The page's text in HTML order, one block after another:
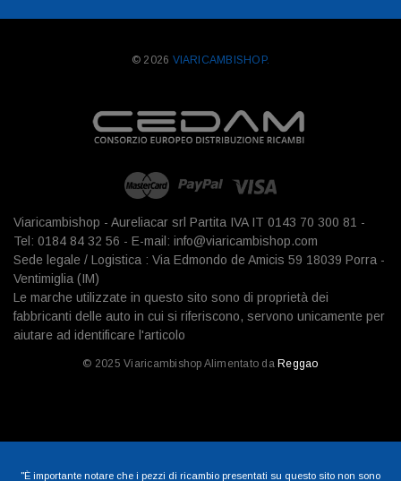
© 2026 VIARICAMBISHOP.
Viaricambishop - Aureliacar srl Partita IVA IT 0143 70 300 81 -
Tel: 0184 84 32 56 - E-mail: info@viaricambishop.com
Sede legale / Logistica : Via Edmondo de Amicis 59 18039 Porra -
Ventimiglia (IM)
Le marche utilizzate in questo sito sono di proprietà dei
fabbricanti delle auto in cui si riferiscono, servono unicamente per
aiutare ad identificare l'articolo
© 2025 Viaricambishop Alimentato da Reggao
"È importante notare che i pezzi di ricambio presentati su questo sito non sono